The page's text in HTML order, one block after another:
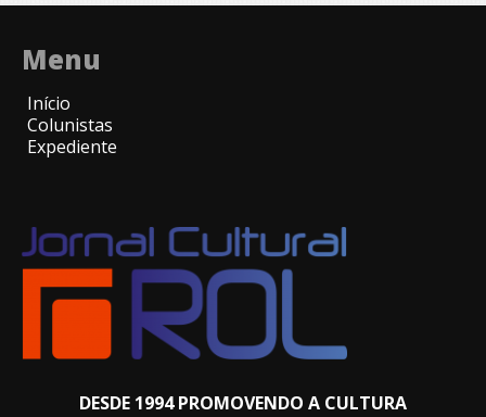
Menu
Início
Colunistas
Expediente
DESDE 1994 PROMOVENDO A CULTURA